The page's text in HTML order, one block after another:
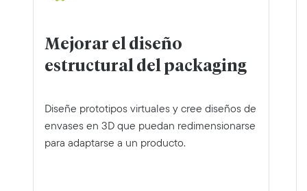
Mejorar el diseño
estructural del packaging
Diseñe prototipos virtuales y cree diseños de
envases en 3D que puedan redimensionarse
para adaptarse a un producto.